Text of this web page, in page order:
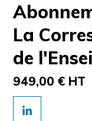
La
de
949,00 € HT